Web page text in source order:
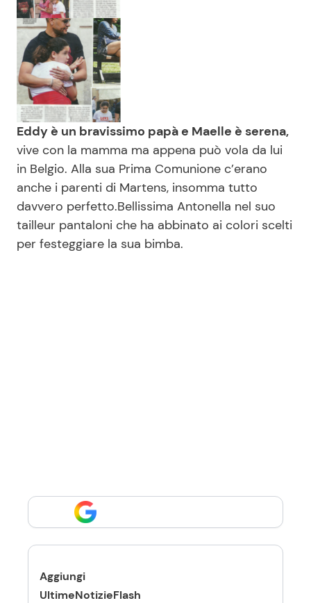
Eddy è un bravissimo papà e Maelle è serena,
vive con la mamma ma appena può vola da lui
in Belgio. Alla sua Prima Comunione c’erano
anche i parenti di Martens, insomma tutto
davvero perfetto.Bellissima Antonella nel suo
tailleur pantaloni che ha abbinato ai colori scelti
per festeggiare la sua bimba.
Aggiungi
UltimeNotizieFlash